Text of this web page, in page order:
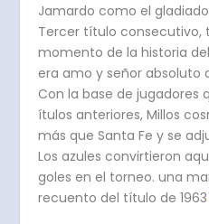
Jamardo como el
Tercer título consecutivo,
momento de la historia
era amo y señor absoluto
Con la base de jugadores
ítulos anteriores, Millos
más que Santa Fe y se
Los azules convirtieron
goles en el torneo. una
recuento del título de